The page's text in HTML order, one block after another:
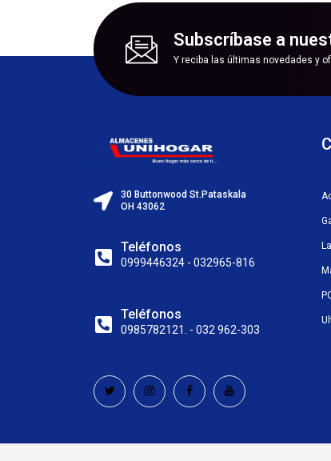
Subscríbase a
Y reciba las últimas novedades y
30 Buttonwood St.Pataskala
OH 43062
Teléfonos
0999446324 - 032965-816
Teléfonos
0985782121. - 032 962-303